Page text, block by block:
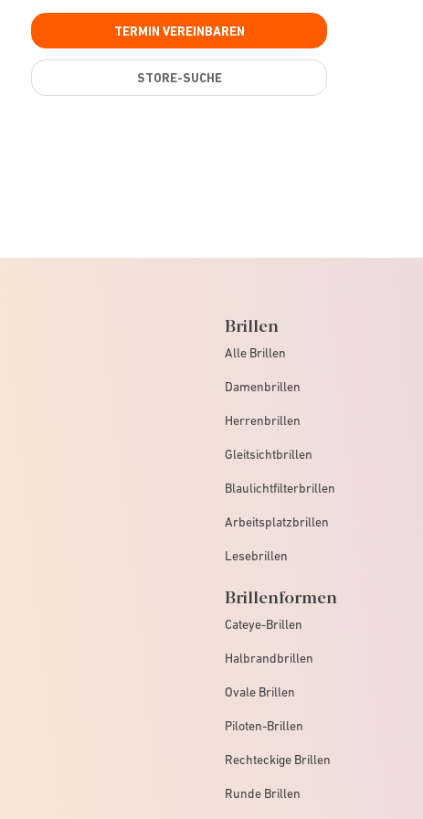
TERMIN VEREINBAREN
STORE-SUCHE
Brillen
Alle Brillen
Damenbrillen
Herrenbrillen
Gleitsichtbrillen
Blaulichtfilterbrillen
Arbeitsplatzbrillen
Lesebrillen
Brillenformen
Cateye-Brillen
Halbrandbrillen
Ovale Brillen
Piloten-Brillen
Rechteckige Brillen
Runde Brillen